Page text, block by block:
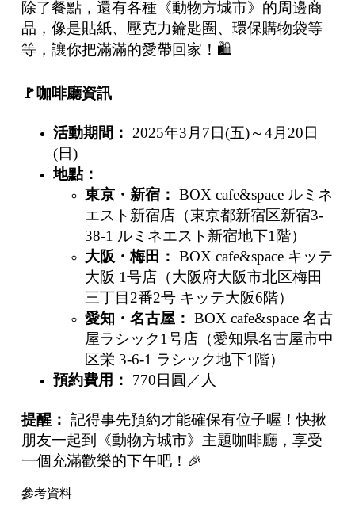
除了餐點，還有各種《動物方城市》的周邊商
品，像是貼紙、壓克力鑰匙圈、環保購物袋等
等，讓你把滿滿的愛帶回家！🛍️
🚩咖啡廳資訊
活動期間：
2025年3月7日(五)～4月20日
(日)
地點：
東京・新宿： BOX cafe&space ルミネ
エスト新宿店（東京都新宿区新宿3-
38-1 ルミネエスト新宿地下1階）
大阪・梅田： BOX cafe&space キッテ
大阪 1号店（大阪府大阪市北区梅田
三丁目2番2号 キッテ大阪6階）
愛知・名古屋： BOX cafe&space 名古
屋ラシック1号店（愛知県名古屋市中
区栄 3-6-1 ラシック地下1階）
預約費用：
770日圓／人
提醒： 記得事先預約才能確保有位子喔！快揪
朋友一起到《動物方城市》主題咖啡廳，享受
一個充滿歡樂的下午吧！🎉
參考資料